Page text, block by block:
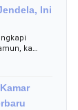
Ini
ka…